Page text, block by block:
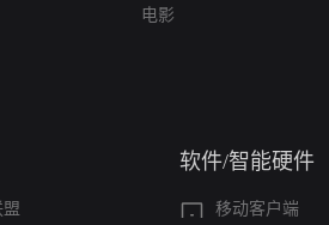
电影
盟
软件/智能硬件
移动客户端